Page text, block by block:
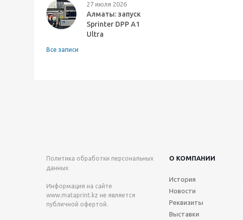
27 июля 2026
Алматы: запуск
Sprinter DPP A1
Ultra
Все записи
Политика обработки персональных
данных
Информация на сайте
www.mataprint.kz не является
публичной офертой.
О КОМПАНИИ
История
Новости
Реквизиты
Выставки